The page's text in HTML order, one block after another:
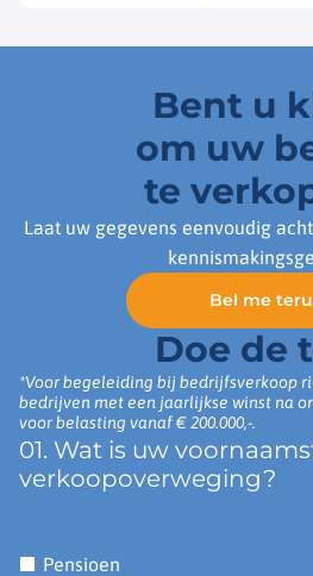
Bent u
om uw
te
Laat uw gegevens eenvoudig
Bel me
Doe de
*Voor begeleiding bij bedrijfsverkoop
bedrijven met een jaarlijkse winst na
voor belasting vanaf € 200.000,-.
01. Wat is uw
verkoopoverweging?
Pensioen